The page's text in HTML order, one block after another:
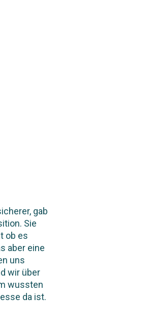
gab
Sie
ob es
aber eine
uns
wir über
wussten
da ist.